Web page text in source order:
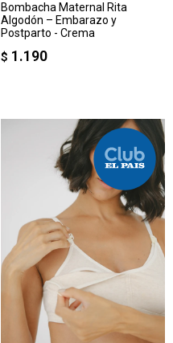
Bombacha Maternal Rita
Algodón – Embarazo y
Postparto - Crema
$ 1.190